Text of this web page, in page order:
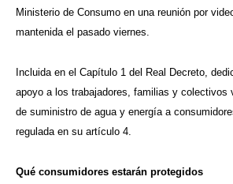
Ministerio de Consumo en una reunión por
mantenida el pasado viernes.
Incluida en el Capítulo 1 del Real Decreto,
apoyo a los trabajadores, familias y colectivos
de suministro de agua y energía a
regulada en su artículo 4.
Qué consumidores estarán protegidos